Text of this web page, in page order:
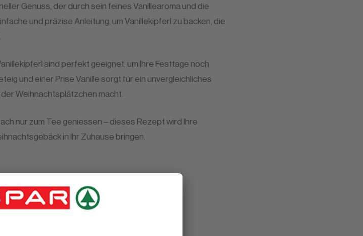
Genuss, der durch sein feines Vanillearoma und die
und präzise Anleitung, um Vanillekipferl zu backen, die
sind perfekt geeignet, um Ihre Festtage noch
und einer Prise Vanille sorgt für ein unvergleichliches
Weihnachtsplätzchen macht.
nur zum Tee geniessen – dieses Rezept wird Ihre
in Ihr Zuhause bringen.